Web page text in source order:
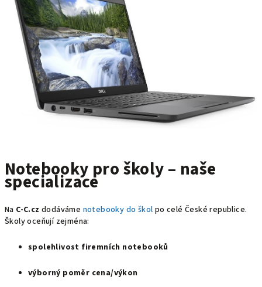
Notebooky pro školy – naše
specializace
Na C‑C.cz dodáváme notebooky do škol po celé České republice.
Školy oceňují zejména:
spolehlivost firemních notebooků
výborný poměr cena/výkon